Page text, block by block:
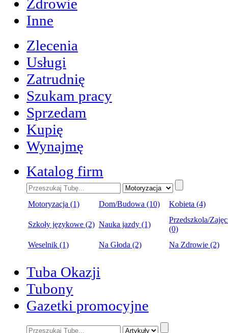
Zdrowie
Inne
Zlecenia
Usługi
Zatrudnię
Szukam pracy
Sprzedam
Kupię
Wynajmę
Katalog firm
Motoryzacja (1) Dom/Budowa (10) Kobieta (4)
Szkoły językowe (2) Nauka jazdy (1)
Przedszkola/
(0)
Weselnik (1)
Na Głoda (2) Na Zdrowie (2)
Tuba Okazji
Tubony
Gazetki promocyjne